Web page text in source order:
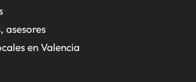
asesores
en Valencia